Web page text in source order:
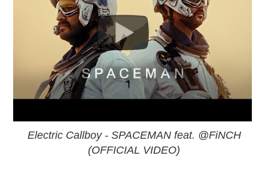
Electric Callboy - SPACEMAN feat. @FiNCH
(OFFICIAL VIDEO)